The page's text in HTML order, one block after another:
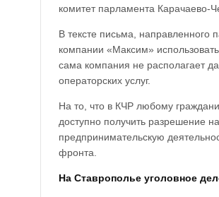
комитет парламента Карачаево-
В тексте письма, направленного
компании «Максим»
сама компания не располагает
операторских услуг.
На то, что в КЧР любому
доступно получить разрешение
предпринимательскую
фронта.
На Ставрополье уголовное